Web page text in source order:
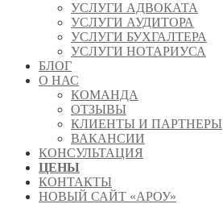
УСЛУГИ АДВОКАТА
УСЛУГИ АУДИТОРА
УСЛУГИ БУХГАЛТЕРА
УСЛУГИ НОТАРИУСА
БЛОГ
О НАС
КОМАНДА
ОТЗЫВЫ
КЛИЕНТЫ И ПАРТНЕРЫ
ВАКАНСИИ
КОНСУЛЬТАЦИЯ
ЦЕНЫ
КОНТАКТЫ
НОВЫЙ САЙТ «АРОУ»